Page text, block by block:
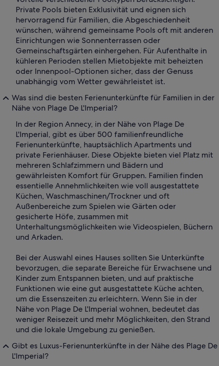
Private Pools bieten Exklusivität und eignen sich
hervorragend für Familien, die Abgeschiedenheit
wünschen, während gemeinsame Pools oft mit anderen
Einrichtungen wie Sonnenterrassen oder
Gemeinschaftsgärten einhergehen. Für Aufenthalte in
kühleren Perioden stellen Mietobjekte mit beheizten
oder Innenpool-Optionen sicher, dass der Genuss
unabhängig vom Wetter gewährleistet ist.
Was sind die besten Ferienunterkünfte für Familien in der
Nähe von Plage De L'Imperial?
In der Region Annecy, in der Nähe von Plage De
L'Imperial, gibt es über 500 familienfreundliche
Ferienunterkünfte, hauptsächlich Apartments und
private Ferienhäuser. Diese Objekte bieten viel Platz mit
mehreren Schlafzimmern und Bädern und
gewährleisten Komfort für Gruppen. Familien finden
essentielle Annehmlichkeiten wie voll ausgestattete
Küchen, Waschmaschinen/Trockner und oft
Außenbereiche zum Spielen wie Gärten oder
gesicherte Höfe, zusammen mit
Unterhaltungsmöglichkeiten wie Videospielen, Büchern
und Arkaden.
Bei der Auswahl eines Hauses sollten Sie Unterkünfte
bevorzugen, die separate Bereiche für Erwachsene und
Kinder zum Entspannen bieten, und auf praktische
Funktionen wie eine gut ausgestattete Küche achten,
um die Essenszeiten zu erleichtern. Wenn Sie in der
Nähe von Plage De L'Imperial wohnen, bedeutet das
weniger Reisezeit und mehr Möglichkeiten, den Strand
und die lokale Umgebung zu genießen.
Gibt es Luxus-Ferienunterkünfte in der Nähe des Plage De
L'Imperial?